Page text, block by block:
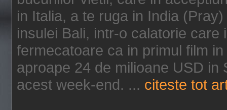
in Italia, a te ruga in India
insulei Bali, intr-o calatorie
fermecatoare ca in primul film
aproape 24 de milioane USD in
acest week-end. ... citeste tot